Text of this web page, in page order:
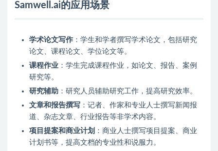
Samwell.ai的应用场景
学术论文写作 ：学生和学者撰写学术论文，包括研究
论文、课程论文、学位论文等。
课程作业 ：学生完成课程作业，如论文、报告、案例
研究等。
研究辅助 ：研究人员辅助研究工作，提高研究效率。
文章和报告撰写 ：记者、作家和专业人士撰写新闻报
道、杂志文章、行业报告等非学术内容。
项目提案和商业计划 ：商业人士撰写项目提案、商业
计划书等，提高文档的专业性和说服力。